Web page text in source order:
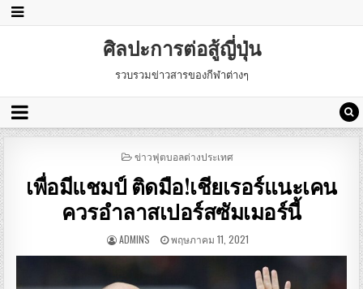
ศิลปะการต่อสู้ญี่ปุ่น
รวบรวมข่าวสารของกีฬาต่างๆ
POSTED
ข่าวฟุตบอลต่างประเทศ
เพื่อมีแชมป์ ติดมือ!เชียเรอร์แนะเคน
ควรอำลาสเปอร์สซัมเมอร์นี้
ADMINS พฤษภาคม 11, 2021